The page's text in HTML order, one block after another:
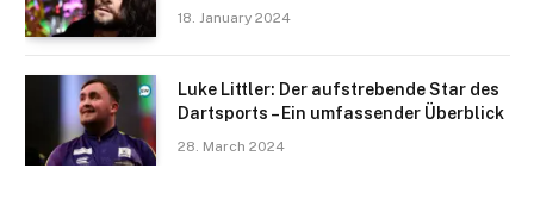
18. January 2024
Luke Littler: Der aufstrebende Star des
Dartsports – Ein umfassender Überblick
28. March 2024